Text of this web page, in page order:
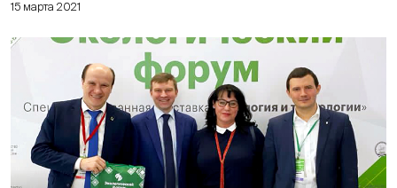
15 марта 2021